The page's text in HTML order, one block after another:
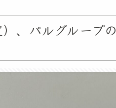
、パルグループの